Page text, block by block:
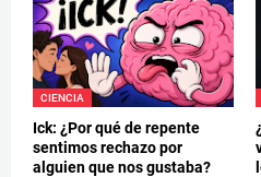
CIENCIA
Ick: ¿Por qué de repente
sentimos rechazo por
alguien que nos gustaba?